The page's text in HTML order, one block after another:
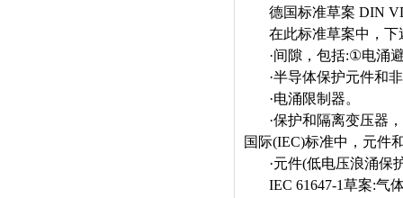
德国标准草案 DIN
在此标准草案中，
·间隙，包括:①电涌
·半导体保护元件和
·电涌限制器。
·保护和隔离变压器
国际(IEC)标准中，元件
·元件(低电压浪涌保
IEC 61647-1草案:气